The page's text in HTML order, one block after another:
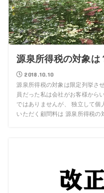
源泉所得税の対象は
2018.10.10
源泉所得税の対象は限定列挙さ
員だった私は会社がお客様から
ではありませんが、 独立して個
いただく顧問料は 源泉所得税の